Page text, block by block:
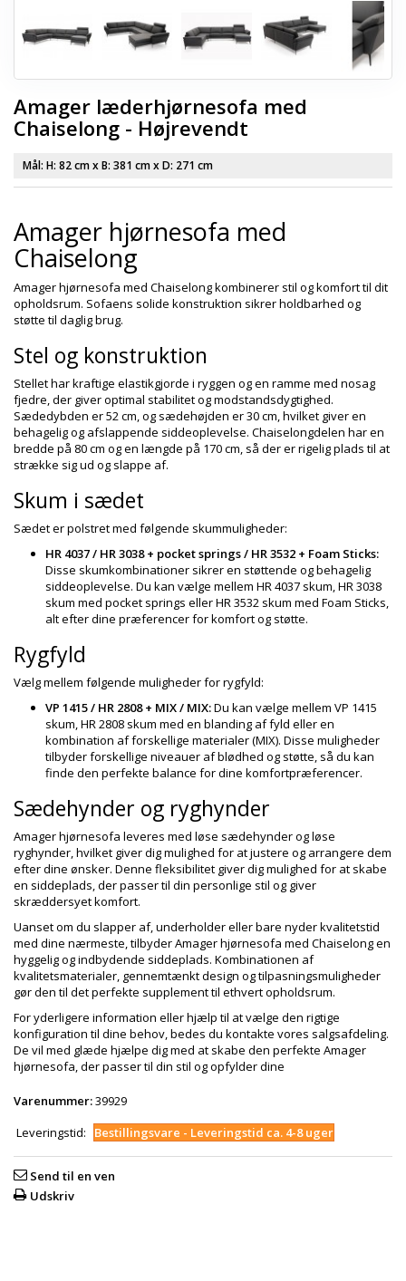
Amager læderhjørnesofa med
Chaiselong - Højrevendt
Mål: H: 82 cmx B: 381 cmx D: 271 cm
Amager hjørnesofa med
Chaiselong
Amager hjørnesofa med Chaiselong kombinerer stil og komfort til dit
opholdsrum. Sofaens solide konstruktion sikrer holdbarhed og
støtte til daglig brug.
Stel og konstruktion
Stellet har kraftige elastikgjorde i ryggen og en ramme med nosag
fjedre, der giver optimal stabilitet og modstandsdygtighed.
Sædedybden er 52 cm, og sædehøjden er 30 cm, hvilket giver en
behagelig og afslappende siddeoplevelse. Chaiselongdelen har en
bredde på 80 cm og en længde på 170 cm, så der er rigelig plads til at
strække sig ud og slappe af.
Skum i sædet
Sædet er polstret med følgende skummuligheder:
HR 4037 / HR 3038 + pocket springs / HR 3532 + Foam Sticks:
Disse skumkombinationer sikrer en støttende og behagelig
siddeoplevelse. Du kan vælge mellem HR 4037 skum, HR 3038
skum med pocket springs eller HR 3532 skum med Foam Sticks,
alt efter dine præferencer for komfort og støtte.
Rygfyld
Vælg mellem følgende muligheder for rygfyld:
VP 1415 / HR 2808 + MIX / MIX:Du kan vælge mellem VP 1415
skum, HR 2808 skum med en blanding af fyld eller en
kombination af forskellige materialer (MIX). Disse muligheder
tilbyder forskellige niveauer af blødhed og støtte, så du kan
finde den perfekte balance for dine komfortpræferencer.
Sædehynder og ryghynder
Amager hjørnesofa leveres med løse sædehynder og løse
ryghynder, hvilket giver dig mulighed for at justere og arrangere dem
efter dine ønsker. Denne fleksibilitet giver dig mulighed for at skabe
en siddeplads, der passer til din personlige stil og giver
skræddersyet komfort.
Uanset om du slapper af, underholder eller bare nyder kvalitetstid
med dine nærmeste, tilbyder Amager hjørnesofa med Chaiselong en
hyggelig og indbydende siddeplads. Kombinationen af
kvalitetsmaterialer, gennemtænkt design og tilpasningsmuligheder
gør den til det perfekte supplement til ethvert opholdsrum.
For yderligere information eller hjælp til at vælge den rigtige
konfiguration til dine behov, bedes du kontakte vores salgsafdeling.
De vil med glæde hjælpe dig med at skabe den perfekte Amager
hjørnesofa, der passer til din stil og opfylder dine
Varenummer:39929
Leveringstid:
Bestillingsvare - Leveringstid ca. 4-8 uger
Send til en ven
Udskriv